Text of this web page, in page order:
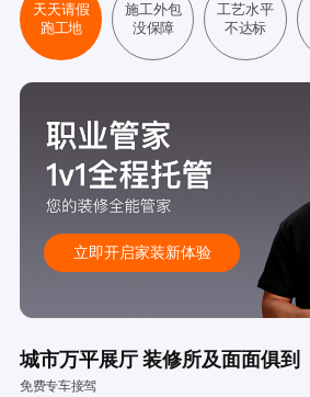
天天请假
跑工地
施工外包
没保障
工艺水平
不达标
立即开启家装新体验
城市万平展厅 装修所及面面俱到
免费专车接驾